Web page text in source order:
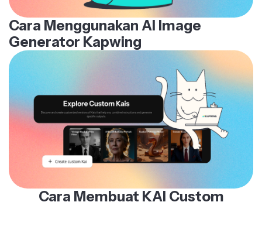
Cara Menggunakan AI Image
Generator Kapwing
Cara Membuat KAI Custom